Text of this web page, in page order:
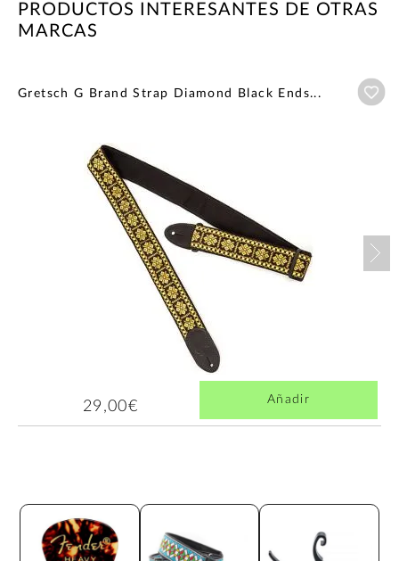
PRODUCTOS INTERESANTES DE OTRAS
MARCAS
Gretsch G Brand Strap Diamond Black Ends...
29,00€ Añadir